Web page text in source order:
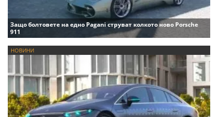
Защо болтовете на едно Pagani струват колкото ново Porsche
911
НОВИНИ